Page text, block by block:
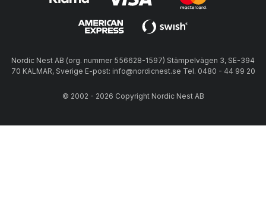
Nordic Nest AB (org. nummer 556628-1597) Stämpelvägen 3, SE-394
70 KALMAR, Sverige E-post: info@nordicnest.se Tel. 0480 - 44 99 20
© 2002 - 2026 Copyright Nordic Nest AB